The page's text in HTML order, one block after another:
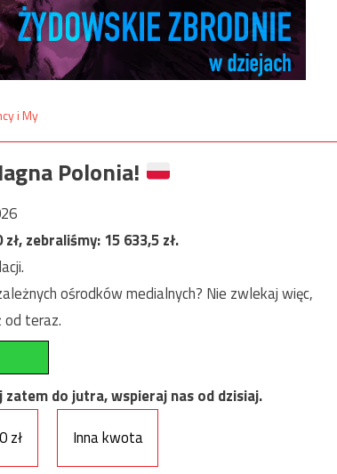
Polonia!
zł, zebraliśmy:15 633,5zł.
ośrodków medialnych? Nie zwlekaj więc,
od teraz.
do jutra, wspieraj nas od dzisiaj.
zł
Inna kwota